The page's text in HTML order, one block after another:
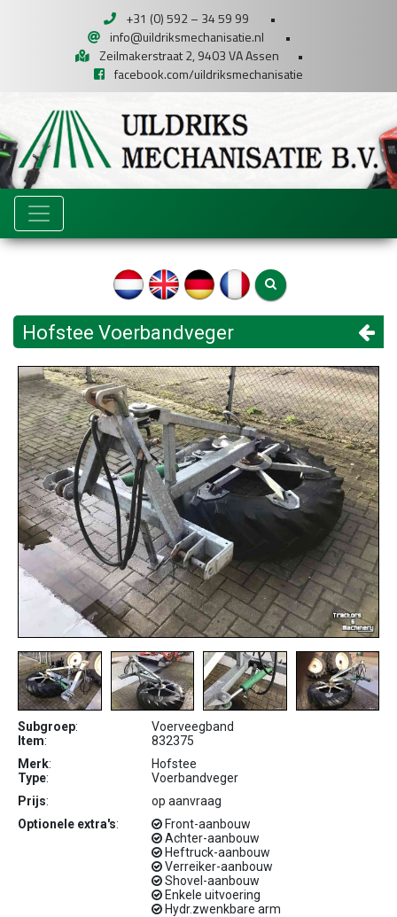
+31 (0) 592 – 34 59 99
•
info@uildriksmechanisatie.nl
•
Zeilmakerstraat 2, 9403 VA Assen
•
facebook.com/uildriksmechanisatie
Hofstee Voerbandveger
Subgroep:
Voerveegband
Item:
832375
Merk:
Hofstee
Type:
Voerbandveger
Prijs:
op aanvraag
Optionele extra's:
Front-aanbouw
Achter-aanbouw
Heftruck-aanbouw
Verreiker-aanbouw
Shovel-aanbouw
Enkele uitvoering
Hydr.zwenkbare arm